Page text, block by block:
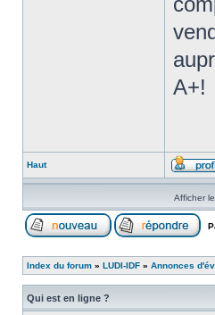
A+!
Haut
Afficher
Index du forum » LUDI-IDF » Annonces
Qui est en ligne ?